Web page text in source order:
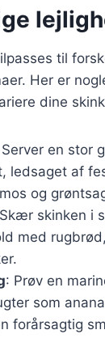
til
Her er
dine
en stor
ledsaget af
og
skinken i
med
: Prøv en
som
forårsagtig